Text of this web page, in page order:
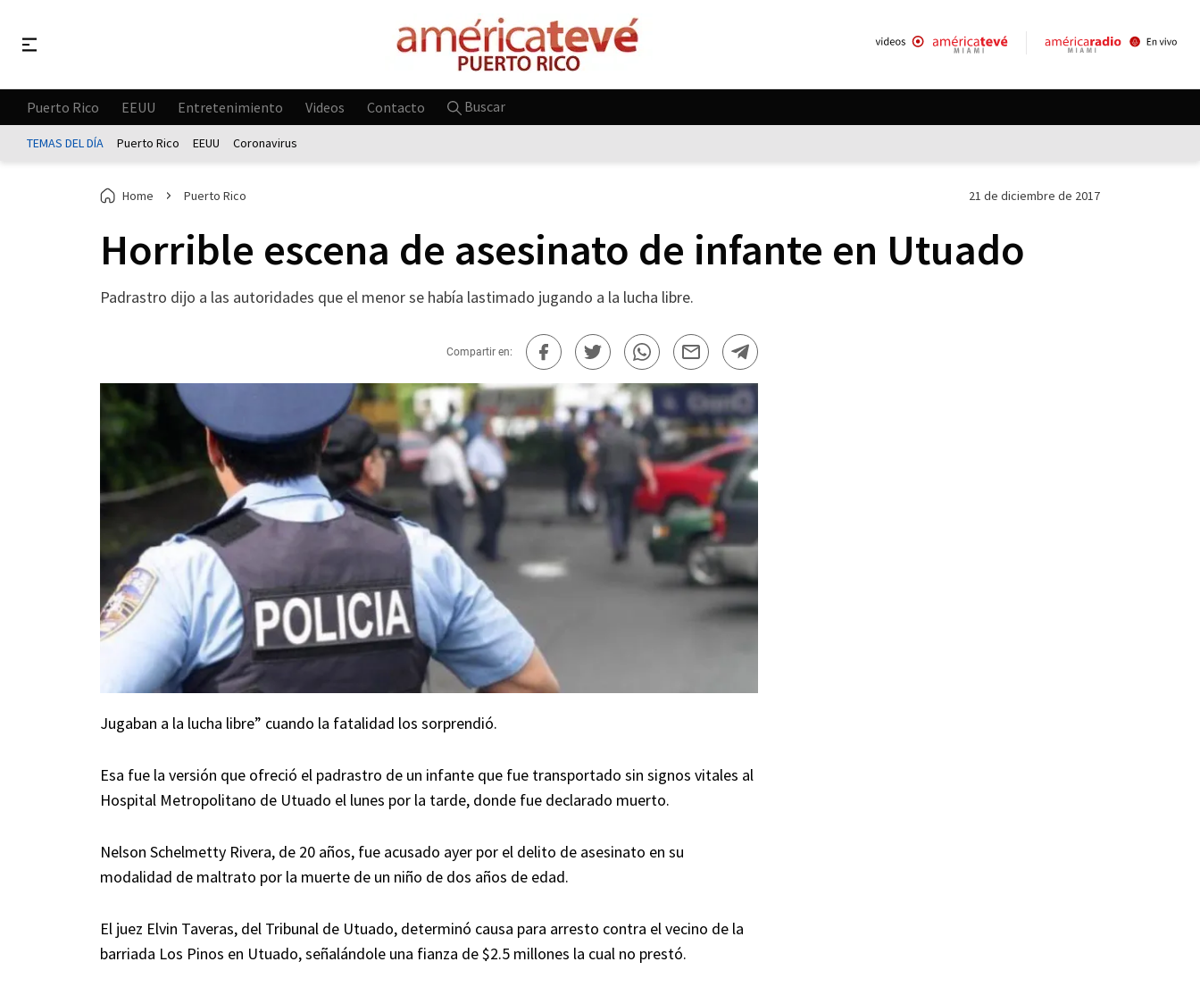
Puerto Rico EEUU Entretenimiento Videos Contacto Buscar
TEMAS DEL DÍA Puerto Rico EEUU Coronavirus
Home Puerto Rico 21 de diciembre de 2017
Horrible escena de asesinato de infante en Utuado
Padrastro dijo a las autoridades que el menor se había lastimado jugando a la lucha libre.
Compartir en:
Jugaban a la lucha libre” cuando la fatalidad los sorprendió.
Esa fue la versión que ofreció el padrastro de un infante que fue transportado sin signos vitales al
Hospital Metropolitano de Utuado el lunes por la tarde, donde fue declarado muerto.
Nelson Schelmetty Rivera, de 20 años, fue acusado ayer por el delito de asesinato en su
modalidad de maltrato por la muerte de un niño de dos años de edad.
El juez Elvin Taveras, del Tribunal de Utuado, determinó causa para arresto contra el vecino de la
barriada Los Pinos en Utuado, señalándole una fianza de $2.5 millones la cual no prestó.